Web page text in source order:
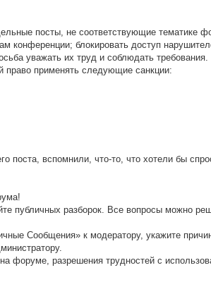
посты, не соответствующие тематике
конференции; блокировать доступ
уважать их труд и соблюдать требования.
право применять следующие санкции:
вспомнили, что-то, что хотели бы
публичных разборок. Все вопросы можно
Сообщения» к модератору, укажите
форуме, разрешения трудностей с